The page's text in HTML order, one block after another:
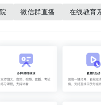
微信群直播 在线教育